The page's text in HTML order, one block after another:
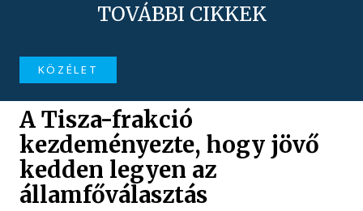
TOVÁBBI CIKKEK
KÖZÉLET
A Tisza-frakció
kezdeményezte, hogy jövő
kedden legyen az
államfőválasztás